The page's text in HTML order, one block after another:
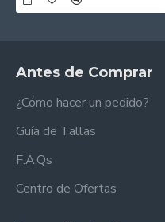
Antes de Comprar
¿Cómo hacer un pedido?
Guía de Tallas
F.A.Qs
Centro de Ofertas